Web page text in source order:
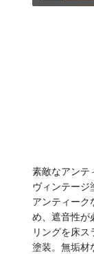
素敵なアンテ
ヴィンテージ
アンティーク
め、遮音性が
リングを床
塗装。無垢材